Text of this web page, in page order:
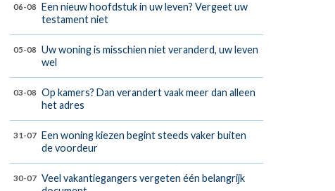
06-08
Een nieuw hoofdstuk in uw leven? Vergeet uw
testament niet
05-08
Uw woning is misschien niet veranderd, uw leven
wel
03-08
Op kamers? Dan verandert vaak meer dan alleen
het adres
31-07 Een woning kiezen begint steeds vaker buiten
de voordeur
30-07 Veel vakantiegangers vergeten één belangrijk